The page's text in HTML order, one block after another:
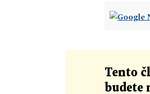
Tento
budete